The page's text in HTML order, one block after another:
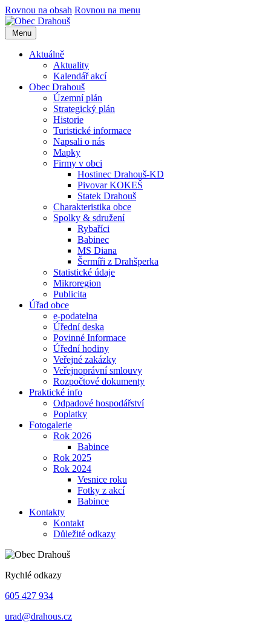
Rovnou na obsah Rovnou na menu
Menu
Aktuálně
Aktuality
Kalendář akcí
Obec Drahouš
Územní plán
Strategický plán
Historie
Turistické informace
Napsali o nás
Mapky
Firmy v obci
Hostinec Drahouš-KD
Pivovar KOKEŠ
Statek Drahouš
Charakteristika obce
Spolky & sdružení
Rybaříci
Babinec
MS Diana
Šermíři z Drahšperka
Statistické údaje
Mikroregion
Publicita
Úřad obce
e-podatelna
Úřední deska
Povinné Informace
Úřední hodiny
Veřejné zakázky
Veřejnoprávní smlouvy
Rozpočtové dokumenty
Praktické info
Odpadové hospodářství
Poplatky
Fotogalerie
Rok 2026
Babince
Rok 2025
Rok 2024
Vesnice roku
Fotky z akcí
Babince
Kontakty
Kontakt
Důležité odkazy
Rychlé odkazy
605 427 934
urad@drahous.cz